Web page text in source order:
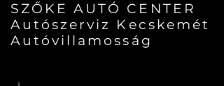
SZŐKE AUTÓ CENTER
Autószerviz Kecskemét
Autóvillamosság